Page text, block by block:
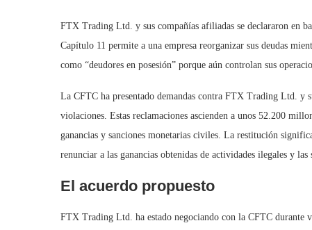
FTX Trading Ltd. y sus compañías afiliadas se declararon en
Capítulo 11 permite a una empresa reorganizar sus deudas
como “deudores en posesión” porque aún controlan sus
La CFTC ha presentado demandas contra FTX Trading Ltd. y
violaciones. Estas reclamaciones ascienden a unos 52.200
ganancias y sanciones monetarias civiles. La restitución
renunciar a las ganancias obtenidas de actividades ilegales y
El acuerdo propuesto
FTX Trading Ltd. ha estado negociando con la CFTC durante